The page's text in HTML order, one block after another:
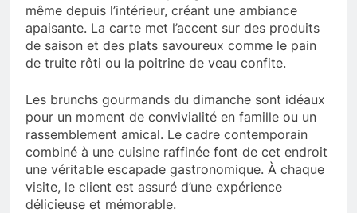
même depuis l’intérieur, créant une ambiance
apaisante. La carte met l’accent sur des produits
de saison et des plats savoureux comme le pain
de truite rôti ou la poitrine de veau confite.
Les brunchs gourmands du dimanche sont idéaux
pour un moment de convivialité en famille ou un
rassemblement amical. Le cadre contemporain
combiné à une cuisine raffinée font de cet endroit
une véritable escapade gastronomique. À chaque
visite, le client est assuré d’une expérience
délicieuse et mémorable.